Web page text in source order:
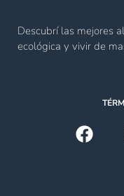
Descubrí las mejores
ecológica y vivir de